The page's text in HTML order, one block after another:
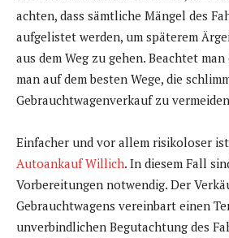
achten, dass sämtliche Mängel des
aufgelistet werden, um späterem
aus dem Weg zu gehen. Beachtet
man auf dem besten Wege, die
Gebrauchtwagenverkauf zu
Einfacher und vor allem risikoloser
Autoankauf Willich. In diesem Fall
Vorbereitungen notwendig. Der
Gebrauchtwagens vereinbart einen
unverbindlichen Begutachtung des